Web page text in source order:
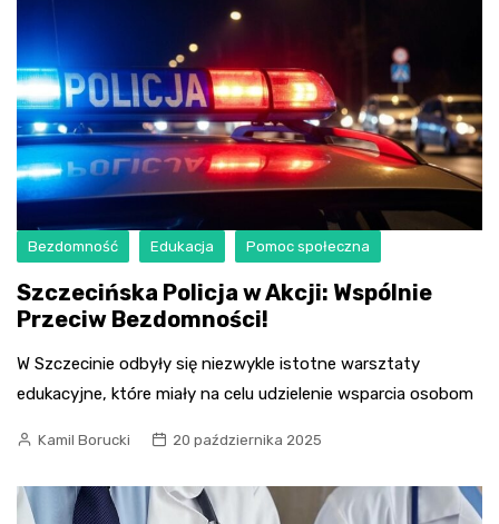
Bezdomność Edukacja Pomoc społeczna
Szczecińska Policja w Akcji: Wspólnie
Przeciw Bezdomności!
W Szczecinie odbyły się niezwykle istotne warsztaty
edukacyjne, które miały na celu udzielenie wsparcia osobom
Kamil Borucki 20 października 2025